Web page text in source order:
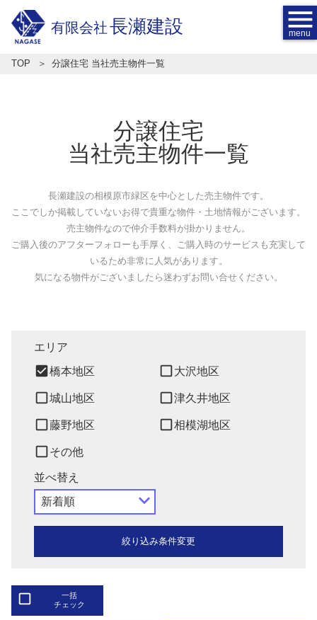
有限会社長瀬建設 menu
TOP 分譲住宅 当社売主物件一覧
分譲住宅
当社売主物件一覧
長瀬建設の相模原市緑区を中心とした売主物件です。
ここでしか掲載していないお得で貴重な物件・土地情報がございます。
売主物件なので仲介手数料が掛かりません。
ご購入後のアフターフォローも手厚く、ご購入時のサービスも充実して
いるため非常に人気があります。
気になる物件がございましたら迷わずお問い合せください。
エリア
check_box橋本地区 check_box_outline_blank大沢地区
check_box_outline_blank城山地区 check_box_outline_blank津久井地区
check_box_outline_blank藤野地区 check_box_outline_blank相模湖地区
check_box_outline_blankその他
並べ替え
navigate_next
check_box_outline_blank
一括
チェック